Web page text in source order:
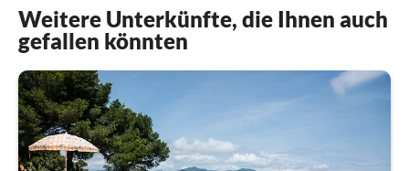
Weitere Unterkünfte, die Ihnen auch
gefallen könnten